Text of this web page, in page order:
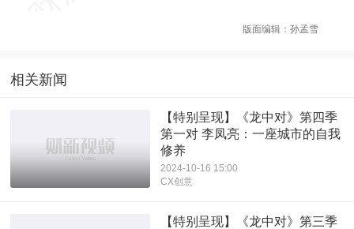
版面编辑：孙孟雪
相关新闻
【特别呈现】《龙中对》第四季
第一对 李凤亮：一座城市的自我
修养
2024-10-16 15:00
CX创意
【特别呈现】《龙中对》第三季